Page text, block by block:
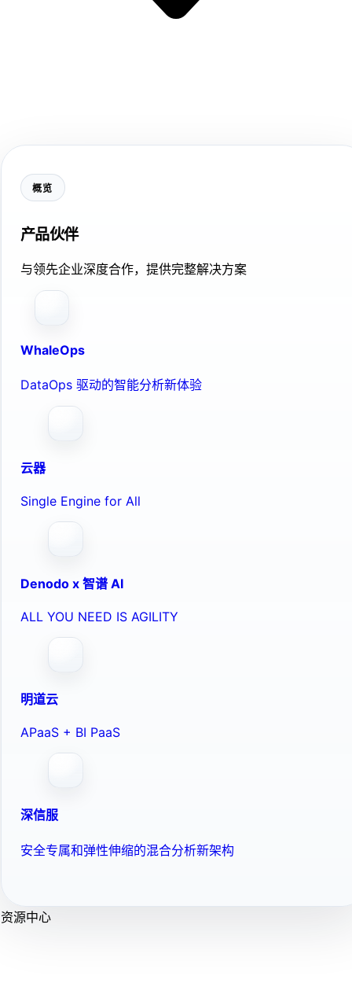
概览
产品伙伴
与领先企业深度合作，提供完整解决方案
WhaleOps
DataOps 驱动的智能分析新体验
云器
Single Engine for All
Denodo x 智谱 AI
ALL YOU NEED IS AGILITY
明道云
APaaS + BI PaaS
深信服
安全专属和弹性伸缩的混合分析新架构
资源中心